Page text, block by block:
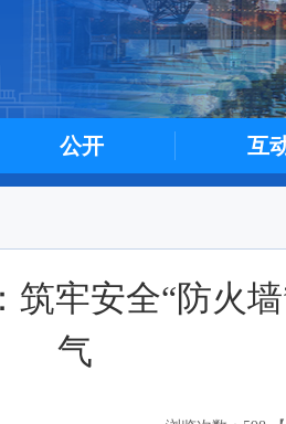
公开 互
筑牢安全“防火
气